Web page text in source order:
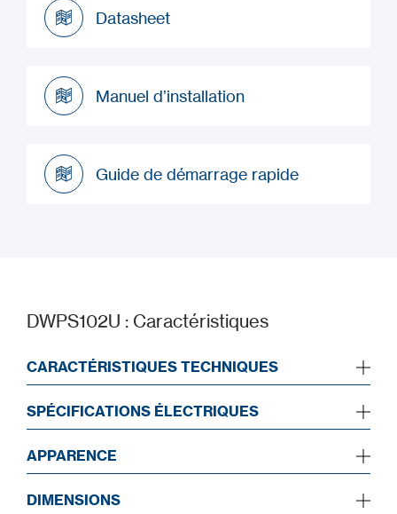
Datasheet
Manuel d’installation
Guide de démarrage rapide
DWPS102U : Caractéristiques
CARACTÉRISTIQUES TECHNIQUES
SPÉCIFICATIONS ÉLECTRIQUES
APPARENCE
DIMENSIONS